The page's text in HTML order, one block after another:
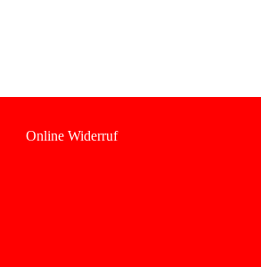
Online Widerruf